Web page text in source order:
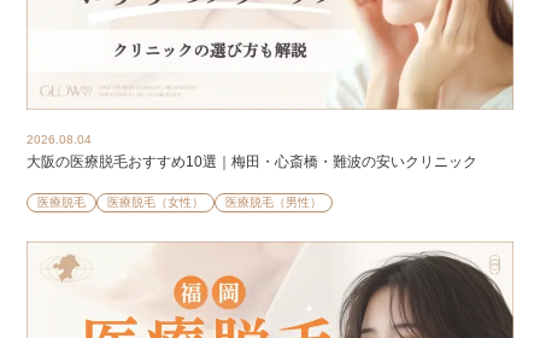
2026.08.04
大阪の医療脱毛おすすめ10選｜梅田・心斎橋・難波の安いクリニック
医療脱毛 医療脱毛（女性） 医療脱毛（男性）